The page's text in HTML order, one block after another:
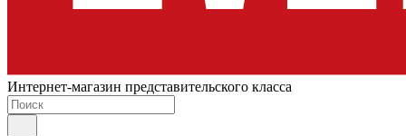
Интернет-магазин представительского класса